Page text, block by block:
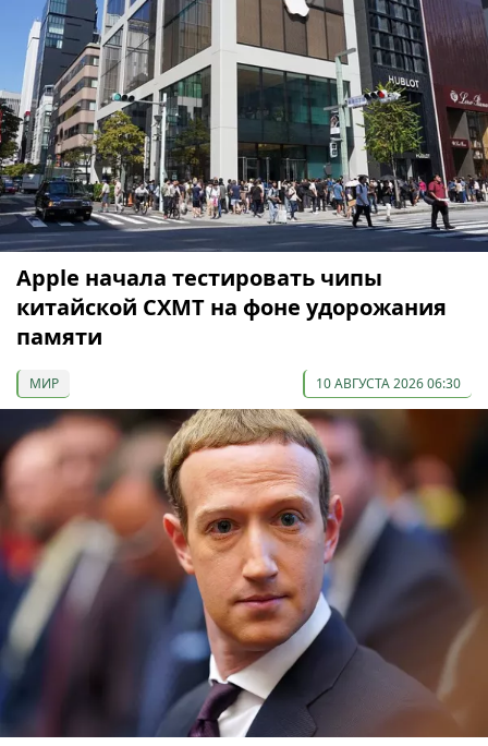
Apple начала тестировать чипы
китайской CXMT на фоне удорожания
памяти
МИР 10 АВГУСТА 2026 06:30